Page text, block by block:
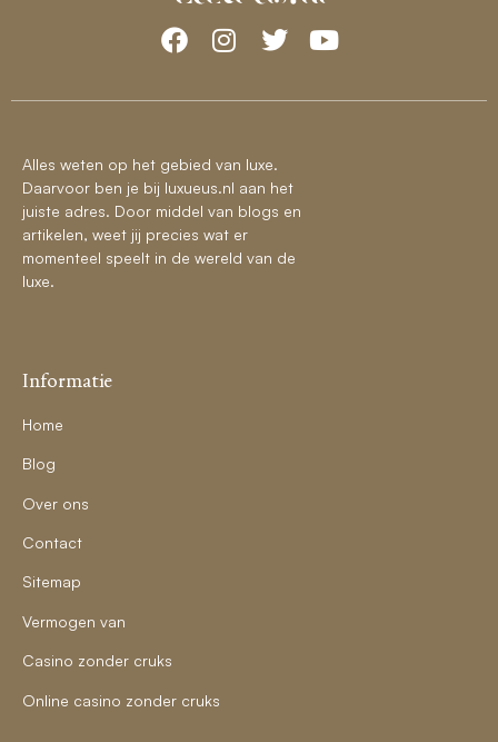
Alles weten op het gebied van luxe.
Daarvoor ben je bij luxueus.nl aan het
juiste adres. Door middel van blogs en
artikelen, weet jij precies wat er
momenteel speelt in de wereld van de
luxe.
Informatie
Home
Blog
Over ons
Contact
Sitemap
Vermogen van
Casino zonder cruks
Online casino zonder cruks